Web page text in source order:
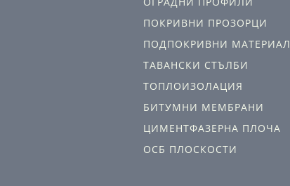
ПОКРИВНИ ПРОЗОРЦИ
ПОДПОКРИВНИ
ТАВАНСКИ СТЪЛБИ
ТОПЛОИЗОЛАЦИЯ
БИТУМНИ МЕМБРАНИ
ЦИМЕНТФАЗЕРНА ПЛОЧА
ОСБ ПЛОСКОСТИ